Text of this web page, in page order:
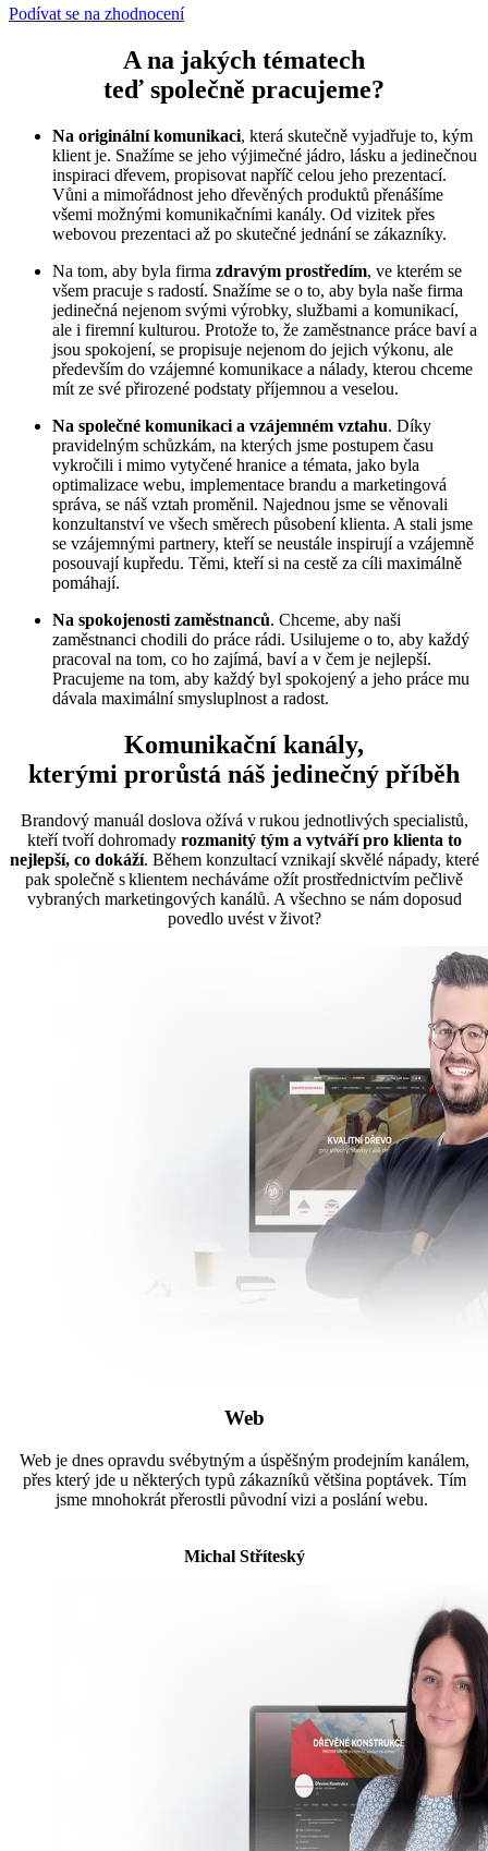
Podívat se na zhodnocení
A na jakých tématech
teď společně pracujeme?
Na originální komunikaci, která skutečně vyjadřuje to, kým
klient je. Snažíme se jeho výjimečné jádro, lásku a jedinečnou
inspiraci dřevem, propisovat napříč celou jeho prezentací.
Vůni a mimořádnost jeho dřevěných produktů přenášíme
všemi možnými komunikačními kanály. Od vizitek přes
webovou prezentaci až po skutečné jednání se zákazníky.
Na tom, aby byla firma zdravým prostředím, ve kterém se
všem pracuje s radostí. Snažíme se o to, aby byla naše firma
jedinečná nejenom svými výrobky, službami a komunikací,
ale i firemní kulturou. Protože to, že zaměstnance práce baví a
jsou spokojení, se propisuje nejenom do jejich výkonu, ale
především do vzájemné komunikace a nálady, kterou chceme
mít ze své přirozené podstaty příjemnou a veselou.
Na společné komunikaci a vzájemném vztahu. Díky
pravidelným schůzkám, na kterých jsme postupem času
vykročili i mimo vytyčené hranice a témata, jako byla
optimalizace webu, implementace brandu a marketingová
správa, se náš vztah proměnil. Najednou jsme se věnovali
konzultanství ve všech směrech působení klienta. A stali jsme
se vzájemnými partnery, kteří se neustále inspirují a vzájemně
posouvají kupředu. Těmi, kteří si na cestě za cíli maximálně
pomáhají.
Na spokojenosti zaměstnanců. Chceme, aby naši
zaměstnanci chodili do práce rádi. Usilujeme o to, aby každý
pracoval na tom, co ho zajímá, baví a v čem je nejlepší.
Pracujeme na tom, aby každý byl spokojený a jeho práce mu
dávala maximální smysluplnost a radost.
Komunikační kanály,
kterými prorůstá náš jedinečný příběh
Brandový manuál doslova ožívá v rukou jednotlivých specialistů,
kteří tvoří dohromady rozmanitý tým a vytváří pro klienta to
nejlepší, co dokáží. Během konzultací vznikají skvělé nápady, které
pak společně s klientem necháváme ožít prostřednictvím pečlivě
vybraných marketingových kanálů. A všechno se nám doposud
povedlo uvést v život?
Web
Web je dnes opravdu svébytným a úspěšným prodejním kanálem,
přes který jde u některých typů zákazníků většina poptávek. Tím
jsme mnohokrát přerostli původní vizi a poslání webu.
Michal Stříteský